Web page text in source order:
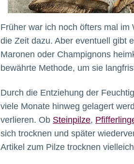
Früher war ich noch öfters mal
die Zeit dazu. Aber eventuell gibt
Maronen oder Champignons
bewährte Methode, um sie
Durch die Entziehung der
viele Monate hinweg gelagert
verlieren. Ob Steinpilze,
sich trocknen und später
Artikel zum Pilze trocknen